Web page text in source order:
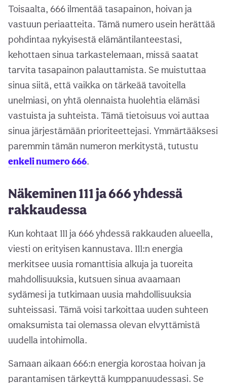
Toisaalta, 666 ilmentää tasapainon, hoivan ja
vastuun periaatteita. Tämä numero usein herättää
pohdintaa nykyisestä elämäntilanteestasi,
kehottaen sinua tarkastelemaan, missä saatat
tarvita tasapainon palauttamista. Se muistuttaa
sinua siitä, että vaikka on tärkeää tavoitella
unelmiasi, on yhtä olennaista huolehtia elämäsi
vastuista ja suhteista. Tämä tietoisuus voi auttaa
sinua järjestämään prioriteettejasi. Ymmärtääksesi
paremmin tämän numeron merkitystä, tutustu
enkeli numero 666.
Näkeminen 111 ja 666 yhdessä
rakkaudessa
Kun kohtaat 111 ja 666 yhdessä rakkauden alueella,
viesti on erityisen kannustava. 111:n energia
merkitsee uusia romanttisia alkuja ja tuoreita
mahdollisuuksia, kutsuen sinua avaamaan
sydämesi ja tutkimaan uusia mahdollisuuksia
suhteissasi. Tämä voisi tarkoittaa uuden suhteen
omaksumista tai olemassa olevan elvyttämistä
uudella intohimolla.
Samaan aikaan 666:n energia korostaa hoivan ja
parantamisen tärkeyttä kumppanuudessasi. Se